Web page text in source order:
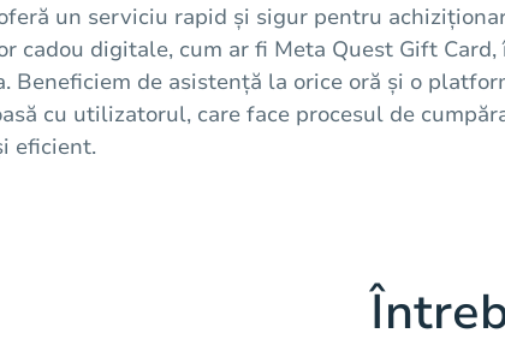
un serviciu rapid și sigur pentru
cadou digitale, cum ar fi Meta Quest Gift Card,
Beneficiem de asistență la orice oră și o
cu utilizatorul, care face procesul de
eficient.